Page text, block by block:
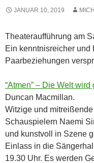
JANUAR 10, 2019
Theateraufführung am
Ein kenntnisreicher
Paarbeziehungen
“Atmen” – Die Welt
Duncan Macmillan.
Witzige und
Schauspielern Naemi
und kunstvoll in Szene
Einlass in die
19.30 Uhr. Es werden